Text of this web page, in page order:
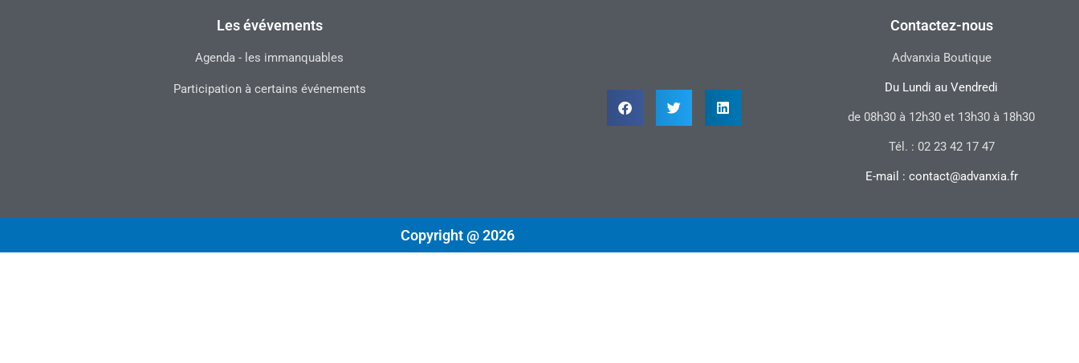
Les évévements
Agenda - les immanquables
Participation à certains événements
Contactez-nous
Advanxia Boutique
Du Lundi au Vendredi
de 08h30 à 12h30 et 13h30 à 18h30
Tél. : 02 23 42 17 47
E-mail : contact@advanxia.fr
Copyright @ 2026